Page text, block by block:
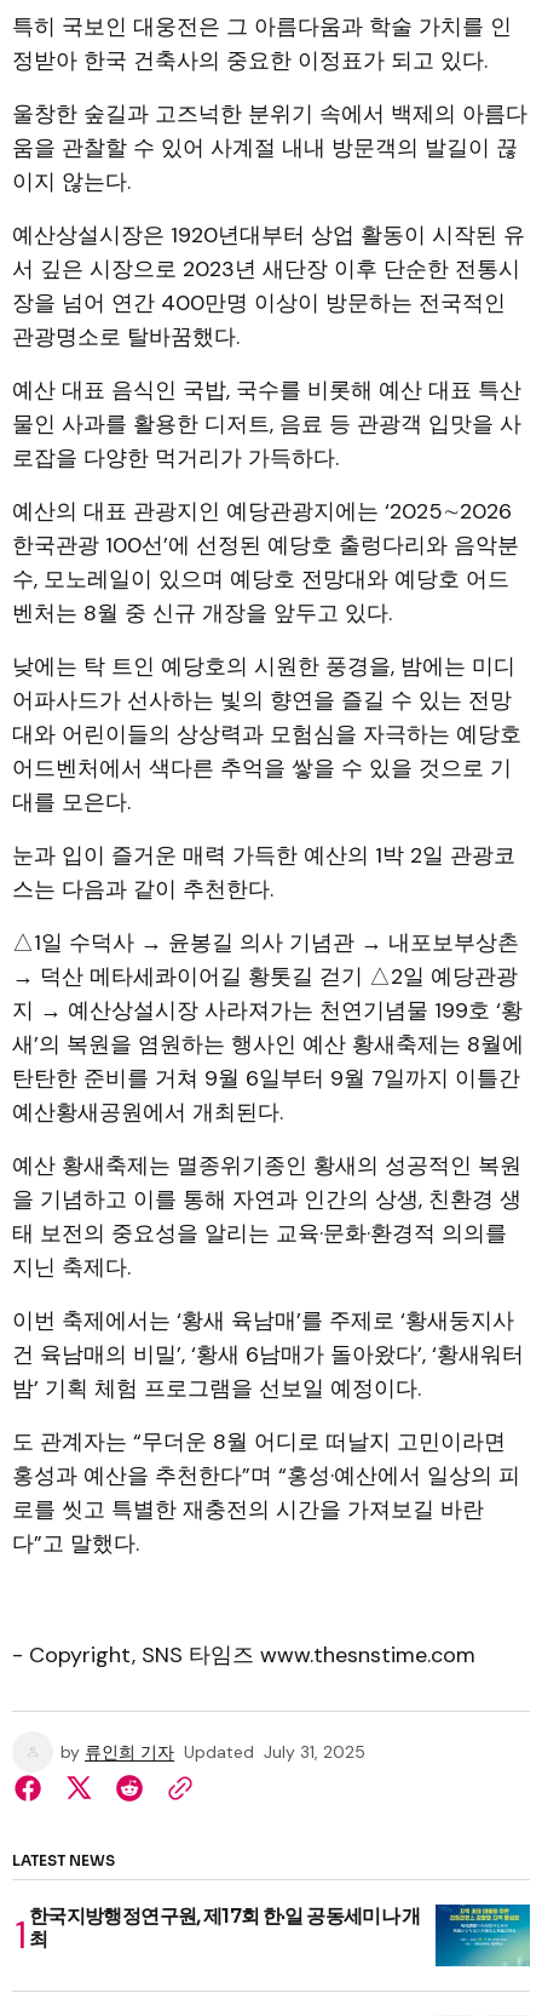
특히 국보인 대웅전은 그 아름다움과 학술 가치를 인
정받아 한국 건축사의 중요한 이정표가 되고 있다.
울창한 숲길과 고즈넉한 분위기 속에서 백제의 아름다
움을 관찰할 수 있어 사계절 내내 방문객의 발길이 끊
이지 않는다.
예산상설시장은 1920년대부터 상업 활동이 시작된 유
서 깊은 시장으로 2023년 새단장 이후 단순한 전통시
장을 넘어 연간 400만명 이상이 방문하는 전국적인
관광명소로 탈바꿈했다.
예산 대표 음식인 국밥, 국수를 비롯해 예산 대표 특산
물인 사과를 활용한 디저트, 음료 등 관광객 입맛을 사
로잡을 다양한 먹거리가 가득하다.
예산의 대표 관광지인 예당관광지에는 ‘2025∼2026
한국관광 100선’에 선정된 예당호 출렁다리와 음악분
수, 모노레일이 있으며 예당호 전망대와 예당호 어드
벤처는 8월 중 신규 개장을 앞두고 있다.
낮에는 탁 트인 예당호의 시원한 풍경을, 밤에는 미디
어파사드가 선사하는 빛의 향연을 즐길 수 있는 전망
대와 어린이들의 상상력과 모험심을 자극하는 예당호
어드벤처에서 색다른 추억을 쌓을 수 있을 것으로 기
대를 모은다.
눈과 입이 즐거운 매력 가득한 예산의 1박 2일 관광코
스는 다음과 같이 추천한다.
△1일 수덕사 → 윤봉길 의사 기념관 → 내포보부상촌
→ 덕산 메타세콰이어길 황톳길 걷기 △2일 예당관광
지 → 예산상설시장 사라져가는 천연기념물 199호 ‘황
새’의 복원을 염원하는 행사인 예산 황새축제는 8월에
탄탄한 준비를 거쳐 9월 6일부터 9월 7일까지 이틀간
예산황새공원에서 개최된다.
예산 황새축제는 멸종위기종인 황새의 성공적인 복원
을 기념하고 이를 통해 자연과 인간의 상생, 친환경 생
태 보전의 중요성을 알리는 교육·문화·환경적 의의를
지닌 축제다.
이번 축제에서는 ‘황새 육남매’를 주제로 ‘황새둥지사
건 육남매의 비밀’, ‘황새 6남매가 돌아왔다’, ‘황새워터
밤’ 기획 체험 프로그램을 선보일 예정이다.
도 관계자는 “무더운 8월 어디로 떠날지 고민이라면
홍성과 예산을 추천한다”며 “홍성·예산에서 일상의 피
로를 씻고 특별한 재충전의 시간을 가져보길 바란
다”고 말했다.
- Copyright, SNS 타임즈 www.thesnstime.com
by 류인희 기자 Updated July 31, 2025
LATEST NEWS
한국지방행정연구원, 제17회 한·일 공동세미나 개
최